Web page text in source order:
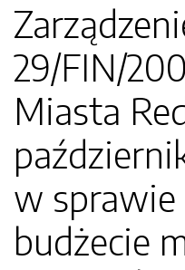
29/FIN/
Miasta
w
budżecie